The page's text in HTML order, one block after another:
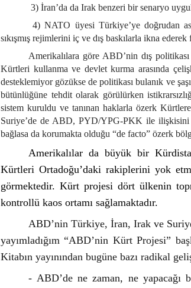
3) İran’da da Irak benzeri bir senaryo
4) NATO üyesi Türkiye’ye doğrudan
sıkışmış rejimlerini iç ve dış baskılarla ikna
Amerikalılara göre ABD’nin dış
Kürtleri kullanma ve devlet kurma arasında
desteklemiyor gözükse de politikası bulanık ve
bütünlüğüne tehdit olarak görülürken
sistem kuruldu ve tanınan haklarla özerk
Suriye’de de ABD, PYD/YPG-PKK ile
bağlasa da korumakta olduğu “de facto” özerk
Amerikalılar da büyük bir
Kürtleri Ortadoğu’daki rakiplerini yok
görmektedir. Kürt projesi dört ülkenin
kontrollü kaos ortamı sağlamaktadır.
ABD’nin Türkiye, İran, Irak ve
yayımladığım “ABD’nin Kürt Projesi”
Kitabın yayınından bugüne bazı radikal
- ABD’de ne zaman, ne